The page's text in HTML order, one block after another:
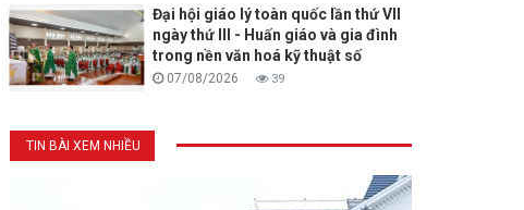
Đại hội giáo lý toàn quốc lần thứ VII
ngày thứ III - Huấn giáo và gia đình
trong nền văn hoá kỹ thuật số
07/08/2026 39
TIN BÀI XEM NHIỀU